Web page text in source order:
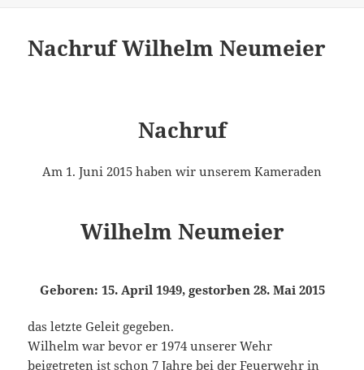
Nachruf Wilhelm Neumeier
Nachruf
Am 1. Juni 2015 haben wir unserem Kameraden
Wilhelm Neumeier
Geboren: 15. April 1949, gestorben 28. Mai 2015
das letzte Geleit gegeben.
Wilhelm war bevor er 1974 unserer Wehr
beigetreten ist schon 7 Jahre bei der Feuerwehr in